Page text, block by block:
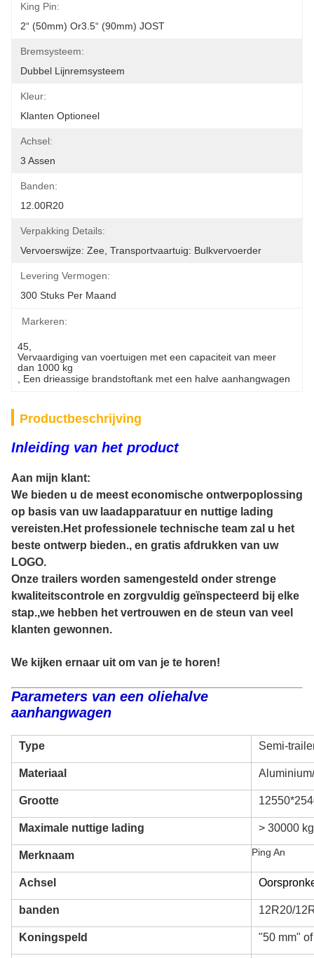
King Pin:
2“ (50mm) Or3.5“ (90mm) JOST
Bremsysteem:
Dubbel Lijnremsysteem
Kleur:
Klanten Optioneel
Achsel:
3 Assen
Banden:
12.00R20
Verpakking Details:
Vervoerswijze: Zee, Transportvaartuig: Bulkvervoerder
Levering Vermogen:
300 Stuks Per Maand
Markeren:
45
Vervaardiging van voertuigen met een capaciteit van meer
dan 1000 kg
Een drieassige brandstoftank met een halve aanhangwagen
Productbeschrijving
Inleiding van het product
Aan mijn klant:
We bieden u de meest economische ontwerpoplossing
op basis van uw laadapparatuur en nuttige lading
vereisten.Het professionele technische team zal u het
beste ontwerp bieden., en gratis afdrukken van uw
LOGO.
Onze trailers worden samengesteld onder strenge
kwaliteitscontrole en zorgvuldig geïnspecteerd bij elke
stap.,we hebben het vertrouwen en de steun van veel
klanten gewonnen.
We kijken ernaar uit om van je te horen!
Parameters van een oliehalve
aanhangwagen
Type Semi-
Materiaal
Grootte
Maximale nuttige lading > 30000 kg
Merknaam Ping An
Achsel
banden 12R20/
Koningspeld "50 mm"